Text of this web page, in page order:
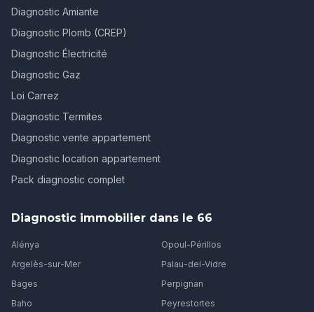
Diagnostic Amiante
Diagnostic Plomb (CREP)
Diagnostic Électricité
Diagnostic Gaz
Loi Carrez
Diagnostic Termites
Diagnostic vente appartement
Diagnostic location appartement
Pack diagnostic complet
Diagnostic immobilier dans le 66
Alénya
Argelès-sur-Mer
Bages
Baho
Opoul-Périllos
Palau-del-Vidre
Perpignan
Peyrestortes